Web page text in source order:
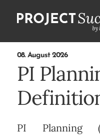
08. August 2026
PI
PI Planning